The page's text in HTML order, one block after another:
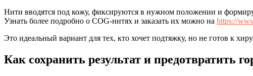
Нити вводятся под кожу, фиксируются в нужном положении и
Узнать более подробно о COG-нитях и заказать их можно на https://
Это идеальный вариант для тех, кто хочет подтяжку, но не готов к
Как сохранить результат и предотвратить